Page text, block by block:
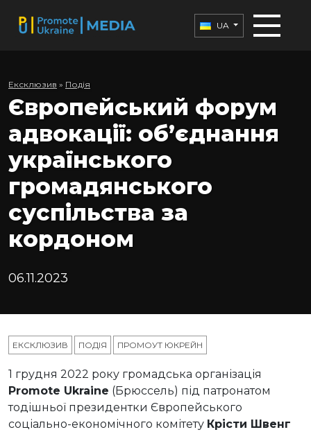
UA
Ексклюзив » Подія
Європейський форум
адвокації: об’єднання
українського
громадянського
суспільства за
кордоном
06.11.2023
ЕКСКЛЮЗИВ ПОДІЯ ПРОМОУТ ЮКРЕЙН
1 грудня 2022 року громадська організація
Promote Ukraine (Брюссель) під патронатом
тодішньої президентки Європейського
соціально-економічного комітету Крісти Швенг